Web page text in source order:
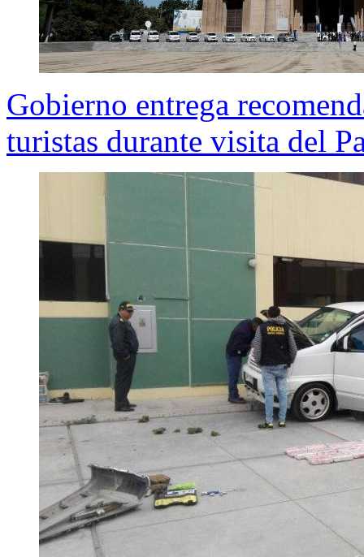
Gobierno entrega
turistas durante visita del